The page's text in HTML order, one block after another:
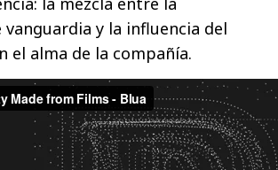
y la influencia del
el alma de la compañía.